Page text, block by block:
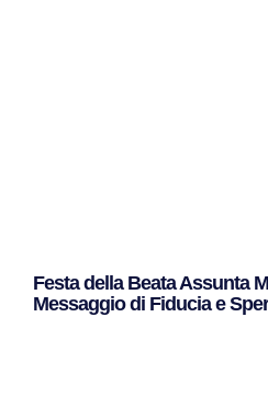
Festa della Beata Assunta
Messaggio di Fiducia e